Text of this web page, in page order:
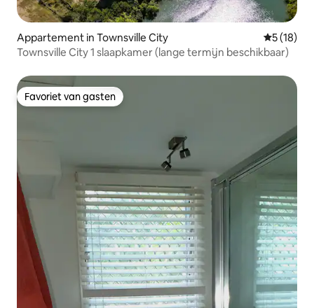
Appartement in Townsville City
5 (18)
Townsville City 1 slaapkamer (lange termijn beschikbaar)
Favoriet van gasten
Favoriet van gasten